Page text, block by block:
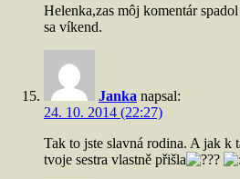
Helenka,zas môj komentár
sa víkend.
Janka napsal:
24. 10. 2014 (22:27)
Tak to jste slavná rodina. A jak k
tvoje sestra vlastně přišla